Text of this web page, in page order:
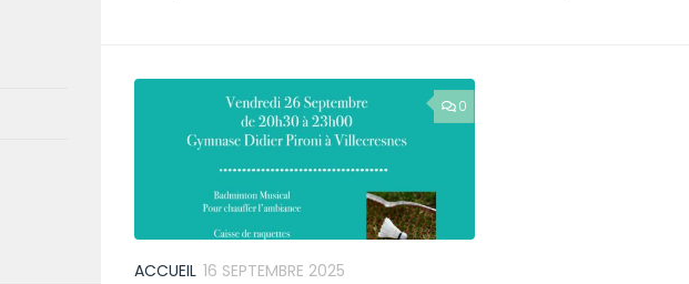
0
ACCUEIL 16 SEPTEMBRE 2025